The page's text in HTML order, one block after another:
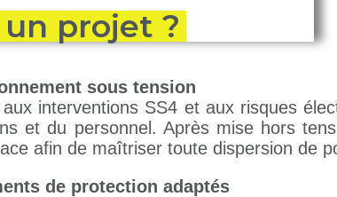
un projet ?
sous tension
interventions SS4 et aux risques
et du personnel. Après mise hors
afin de maîtriser toute dispersion de
de protection adaptés